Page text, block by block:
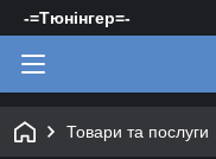
-=Тюнінгер=-
Товари та послуги